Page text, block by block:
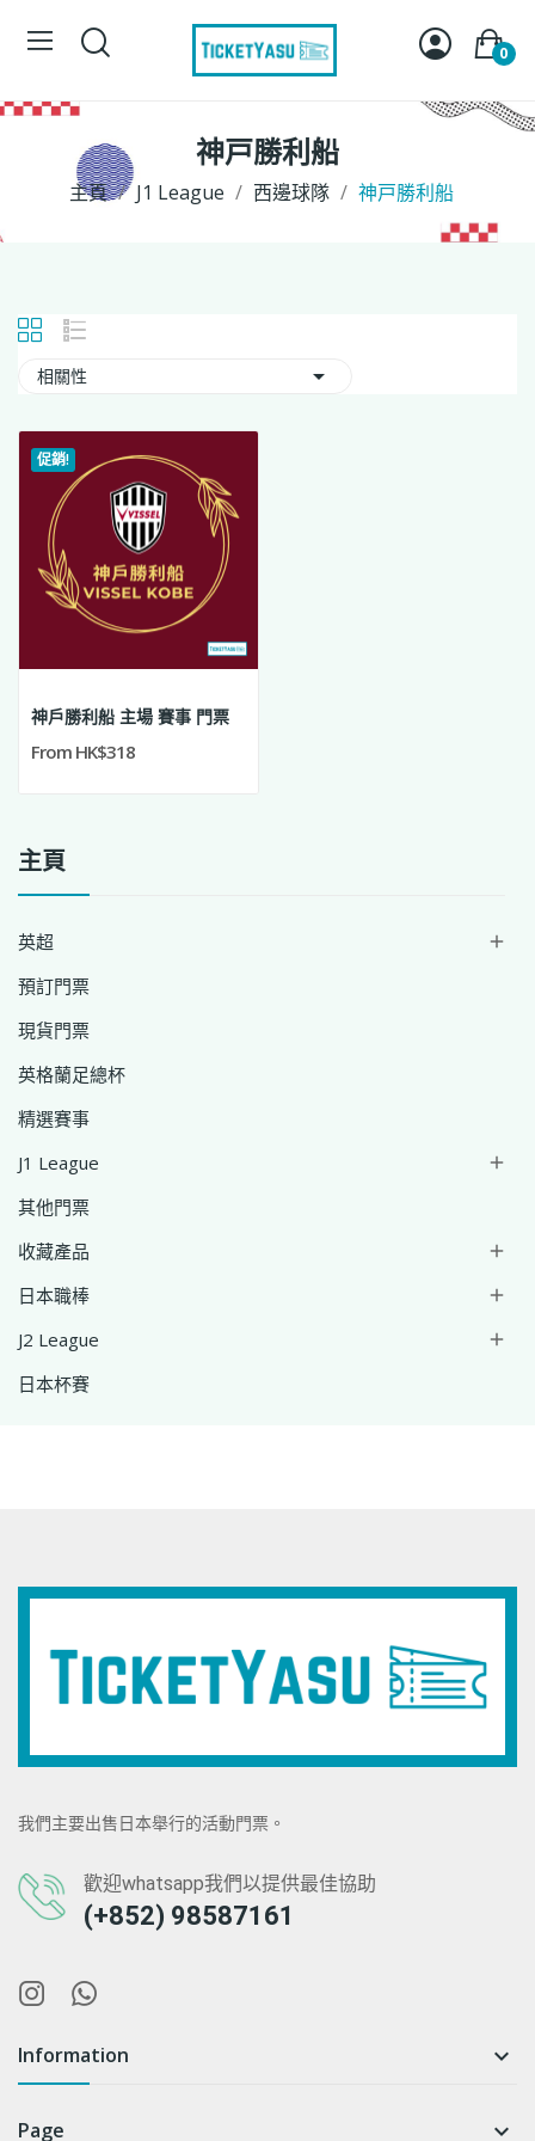
0
神戸勝利船
主頁 J1 League 西邊 球 隊 神戸勝利船
主頁
英超 
預訂門票
現貨門票
英格蘭足總杯
精選賽事
J1 League

其他門票
收藏產品

日本職棒 
J2 League 
日本杯賽
相關性 
促銷!
神戶勝利船 主場 賽事 門票
From HK$318
我們主要出售日本舉行的活動門票。
歡迎whatsapp我們以提供最佳協助
(+852) 98587161
Information 
Page 